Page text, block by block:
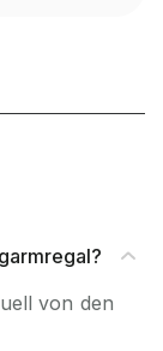
integriert
10 Jahre
von den